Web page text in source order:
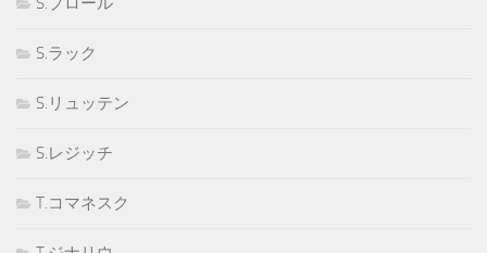
S.ラック
S.リュッテン
S.レジッチ
T.コマネスク